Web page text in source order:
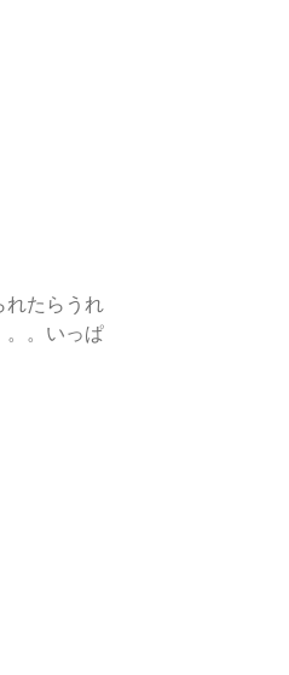
れたらうれ
。。いっぱ